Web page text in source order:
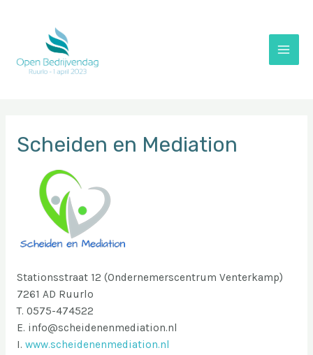
Main
Scheiden en Mediation
Stationsstraat 12 (Ondernemerscentrum Venterkamp)
7261 AD Ruurlo
T. 0575-474522
E. info@scheidenenmediation.nl
I. www.scheidenenmediation.nl